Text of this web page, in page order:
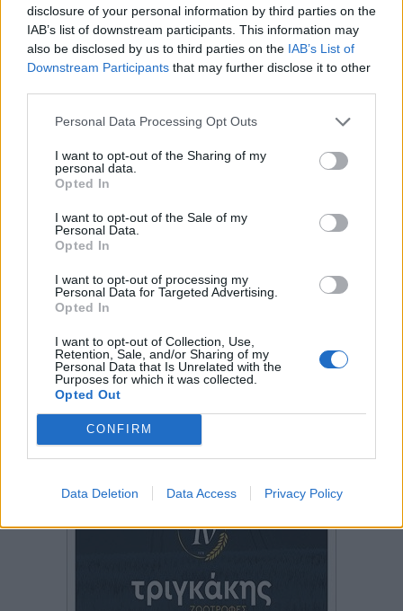
disclosure of your personal information by third parties on the
IAB’s list of downstream participants. This information may
also be disclosed by us to third parties on the IAB’s List of
Downstream Participants that may further disclose it to other
Personal Data Processing Opt Outs
I want to opt-out of the Sharing of my
personal data.
Opted In
I want to opt-out of the Sale of my
Personal Data.
Opted In
I want to opt-out of processing my
Personal Data for Targeted Advertising.
Opted In
I want to opt-out of Collection, Use,
Retention, Sale, and/or Sharing of my
Personal Data that Is Unrelated with the
Purposes for which it was collected.
Opted Out
CONFIRM
Data Deletion Data Access Privacy Policy